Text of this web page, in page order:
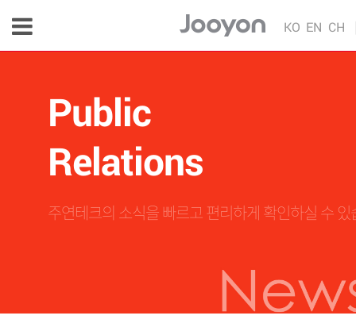
KO EN CH
Public
Relations
주연테크의 소식을 빠르고 편리하게 확인하실 수 있